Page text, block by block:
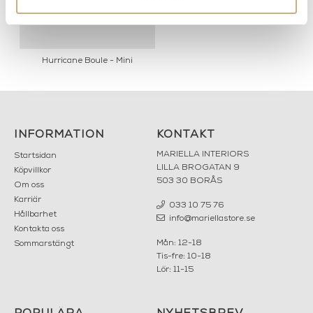
Hurricane Boule - Mini
INFORMATION
Startsidan
Köpvillkor
Om oss
Karriär
Hållbarhet
Kontakta oss
Sommarstängt
KONTAKT
MARIELLA INTERIORS
LILLA BROGATAN 9
503 30 BORÅS
033 10 75 76
info@mariellastore.se
Mån: 12-18
Tis-fre: 10-18
Lör: 11-15